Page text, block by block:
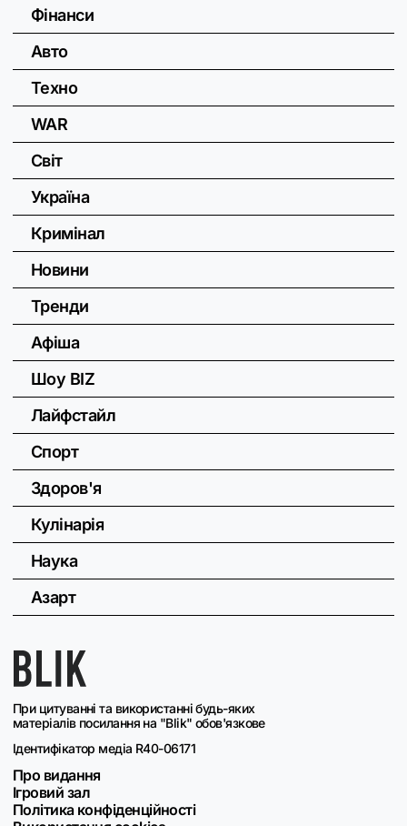
При цитуванні та використанні будь-яких
матеріалів посилання на "Blik" обов'язкове
Ідентифікатор медіа R40-06171
Про видання
Ігровий зал
Політика конфіденційності
Фінанси
Авто
Техно
WAR
Світ
Україна
Кримінал
Новини
Тренди
Афіша
Шоу BIZ
Лайфстайл
Спорт
Здоров'я
Кулінарія
Наука
Азарт